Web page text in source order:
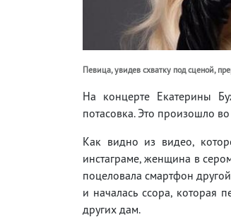
Певица, увидев схватку под сценой,
На концерте Екатерины
потасовка. Это произошло
Как видно из видео,
инстаграме, женщина в
поцеловала смартфон
и началась ссора, которая
других дам.